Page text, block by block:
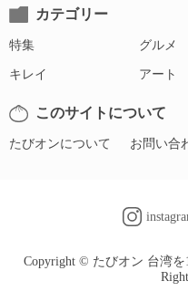
カテゴリー
特集 グルメ
キレイ アート
このサイトについて
たびオンについて お問い合
Copyright © たびオン 台湾